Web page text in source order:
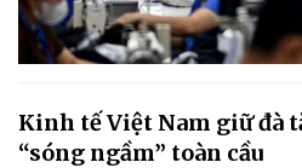
Kinh tế Việt Nam giữ đà
“sóng ngầm” toàn cầu